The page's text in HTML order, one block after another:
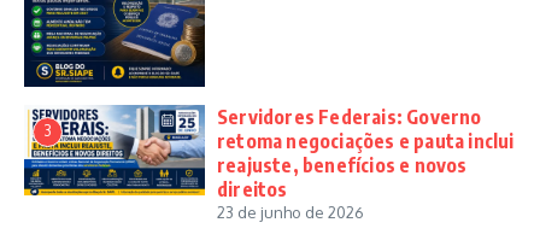
3
Servidores Federais: Governo
retoma negociações e pauta inclui
reajuste, benefícios e novos
direitos
23 de junho de 2026